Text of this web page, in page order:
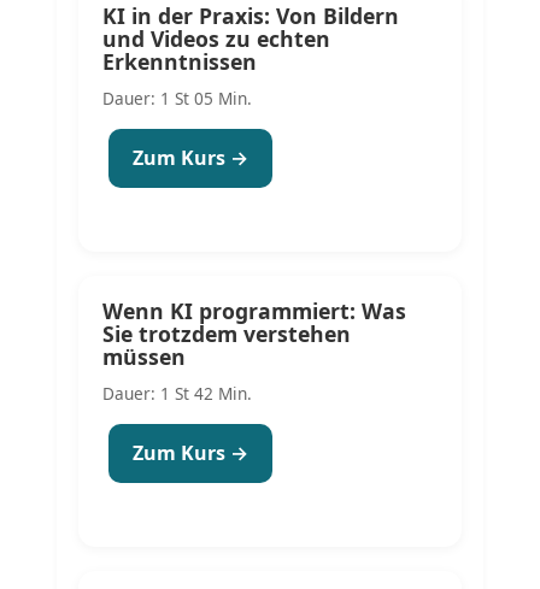
KI in der Praxis: Von Bildern
und Videos zu echten
Erkenntnissen
Dauer: 1 St 05 Min.
Zum Kurs →
Wenn KI programmiert: Was
Sie trotzdem verstehen
müssen
Dauer: 1 St 42 Min.
Zum Kurs →